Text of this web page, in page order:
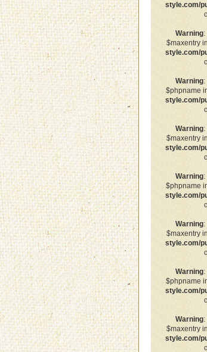
style.com/
Warning:
$maxentry in
style.com/
Warning:
$phpname
style.com/
Warning:
$maxentry in
style.com/
Warning:
$phpname
style.com/
Warning:
$maxentry in
style.com/
Warning:
$phpname
style.com/
Warning:
$maxentry in
style.com/